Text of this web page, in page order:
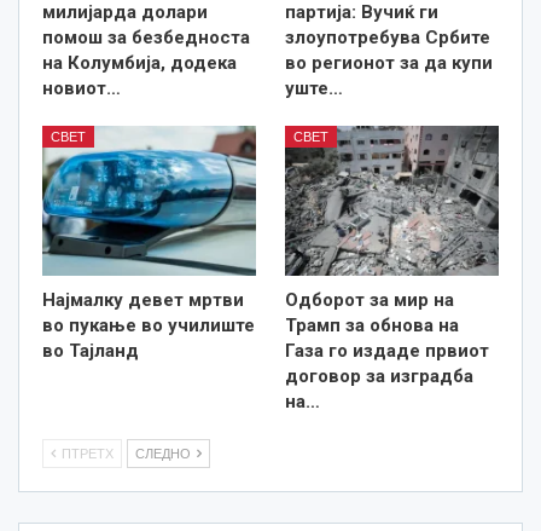
милијарда долари
помош за безбедноста
на Колумбија, додека
новиот…
партија: Вучиќ ги
злоупотребува Србите
во регионот за да купи
уште…
СВЕТ
Најмалку девет мртви
во пукање во училиште
во Тајланд
СВЕТ
Одборот за мир на
Трамп за обнова на
Газа го издаде првиот
договор за изградба
на…
ПТРЕТХ СЛЕДНО